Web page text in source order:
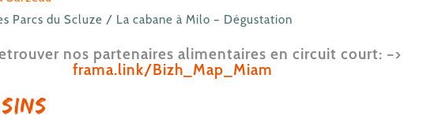
Parcs du Scluze / La cabane à Milo – Dégustation
nos partenaires alimentaires en circuit court: –>
frama.link/Bizh_Map_Miam